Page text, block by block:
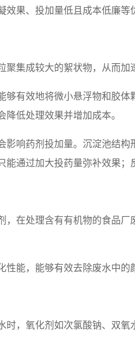
果、投加量低且成本低廉
集成较大的絮状物，从而
够有效地将微小悬浮物和胶
低处理效果并增加成本。
影响药剂投加量。沉淀池结
能通过加大投药量弥补效果
，在处理含有有机物的食品
能，能够有效去除废水中的
时，氧化剂如次氯酸钠、双